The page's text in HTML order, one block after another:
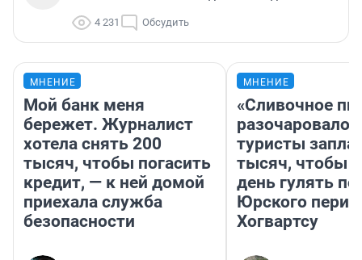
4 231 Обсудить
МНЕНИЕ
Мой банк меня
бережет. Журналист
хотела снять 200
тысяч, чтобы погасить
кредит, — к ней домой
приехала служба
безопасности
МНЕНИЕ
«Сливочное
разочаровало»:
туристы
тысяч, чтобы
день гулять по
Юрского
Хогвартсу